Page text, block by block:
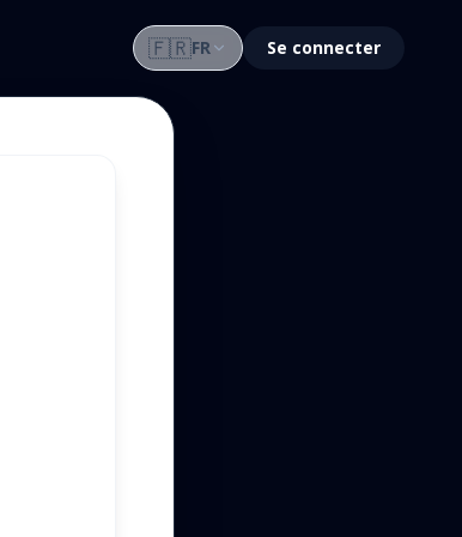
🇫🇷FR Se connecter